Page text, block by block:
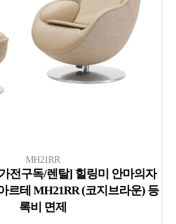
MH21RR
전구독/렌탈] 힐링미 안마의자
르테 MH21RR (코지브라운) 등
록비 면제